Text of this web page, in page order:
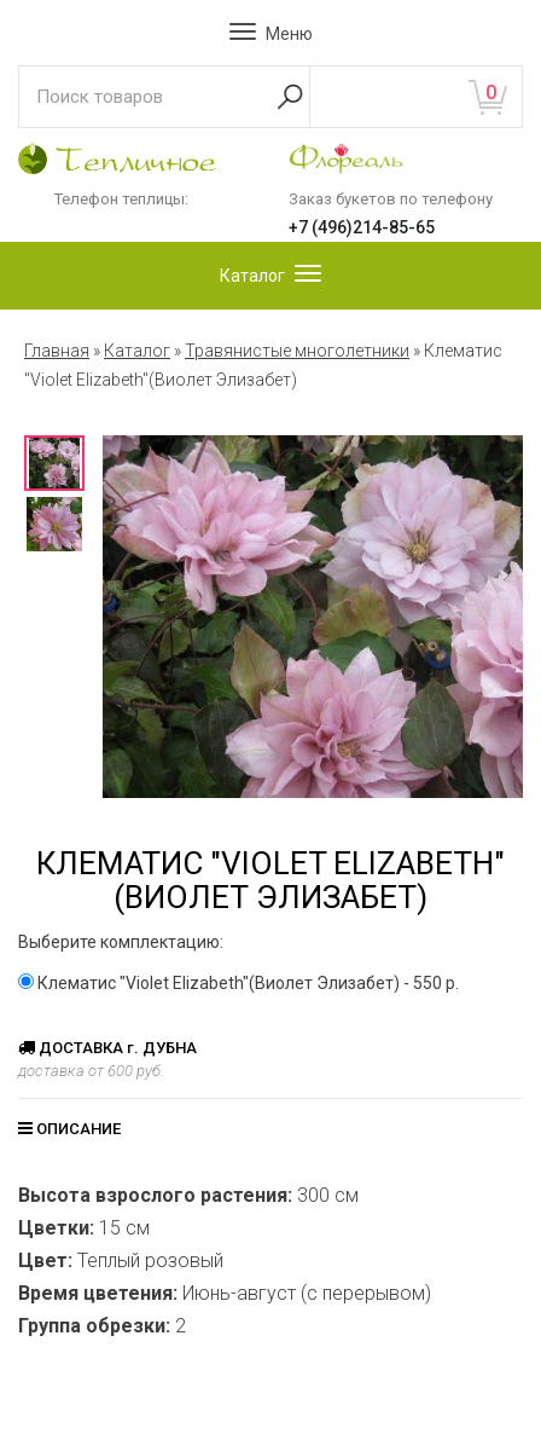
Меню
0
Телефон теплицы: Заказ букетов по телефону
+7 (496)214-85-65
Каталог
Главная » Каталог »Травянистые многолетники » Клематис
"Violet Elizabeth"(Виолет Элизабет)
КЛЕМАТИС "VIOLET ELIZABETH"
(ВИОЛЕТ ЭЛИЗАБЕТ)
Выберите комплектацию:
Клематис "Violet Elizabeth"(Виолет Элизабет) - 550 р.
ДОСТАВКА г. ДУБНА
доставка от 600 руб.
ОПИСАНИЕ
Высота взрослого растения: 300 см
Цветки: 15 см
Цвет: Теплый розовый
Время цветения: Июнь-август (с перерывом)
Группа обрезки: 2